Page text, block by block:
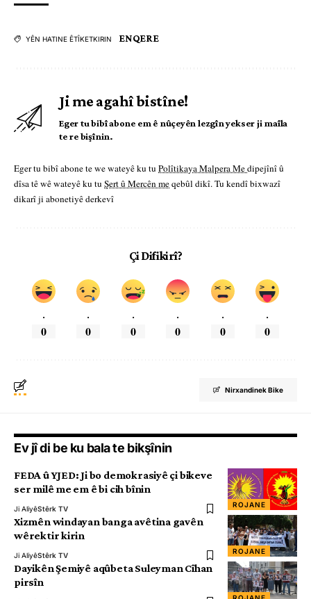
YÊN HATINE ÊTÎKETKIRIN ENQERE
Ji me agahî bistîne!
Eger tu bibî abone em ê nûçeyên lezgîn yekser ji maîla
te re bişînin.
Eger tu bibî abone te we wateyê ku tu Polîtikaya Malpera Medipejînî û
dîsa tê wê wateyê ku tu Şert û Mercên meqebûl dikî. Tu kendî bixwazî
dikarî ji abonetiyê derkevî
Çi Difikirî?
.
0
.
0
.
0
.
0
.
0
.
0
Nirxandinek Bike
Ev jî di be ku bala te bikşînin
ROJANE
FEDA û YJED: Ji bo demokrasiyê çi bikeve
ser milê me em ê bi cih bînin
Ji AliyêStêrk TV
ROJANE
Xizmên windayan banga avêtina gavên
wêrektir kirin
Ji AliyêStêrk TV
Dayikên Şemiyê aqûbeta Suleyman Cîhan
pirsîn